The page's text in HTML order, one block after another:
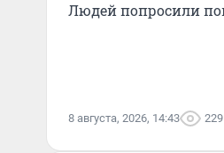
Людей попросили
8 августа, 2026, 14:43 229